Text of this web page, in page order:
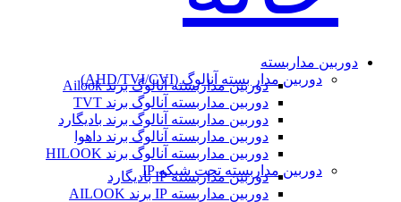
دوربین مداربسته
دوربین مدار بسته آنالوگ (AHD/TVI/CVI)
دوربین مداربسته آنالوگ برند Ailook
دوربین مداربسته آنالوگ برند TVT
دوربین مداربسته آنالوگ برند بادیگارد
دوربین مداربسته آنالوگ برند داهوا
دوربین مداربسته آنالوگ برند HILOOK
دوربین مداربسته تحت شبکه IP
دوربین مداربسته IP بادیگارد
دوربین مداربسته IP برند AILOOK